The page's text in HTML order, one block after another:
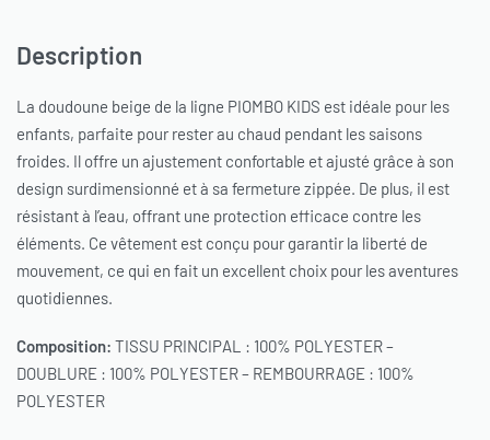
Description
La doudoune beige de la ligne PIOMBO KIDS est idéale pour les
enfants, parfaite pour rester au chaud pendant les saisons
froides. Il offre un ajustement confortable et ajusté grâce à son
design surdimensionné et à sa fermeture zippée. De plus, il est
résistant à l’eau, offrant une protection efficace contre les
éléments. Ce vêtement est conçu pour garantir la liberté de
mouvement, ce qui en fait un excellent choix pour les aventures
quotidiennes.
Composition: TISSU PRINCIPAL : 100% POLYESTER –
DOUBLURE : 100% POLYESTER – REMBOURRAGE : 100%
POLYESTER